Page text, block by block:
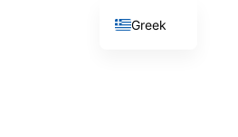
Greek